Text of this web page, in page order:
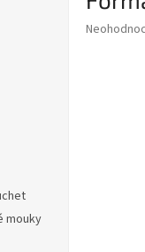
mouky
Průměrné